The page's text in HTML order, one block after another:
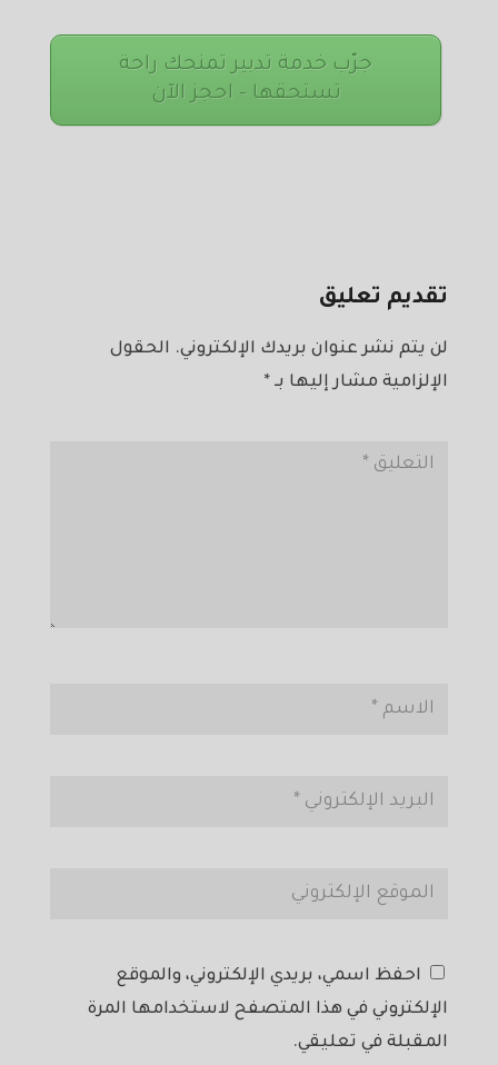
جرّب خدمة تدبير تمنحك راحة
تستحقها – احجز الآن
تقديم تعليق
لن يتم نشر عنوان بريدك الإلكتروني. الحقول
الإلزامية مشار إليها بـ *
احفظ اسمي، بريدي الإلكتروني، والموقع
الإلكتروني في هذا المتصفح لاستخدامها المرة
المقبلة في تعليقي.